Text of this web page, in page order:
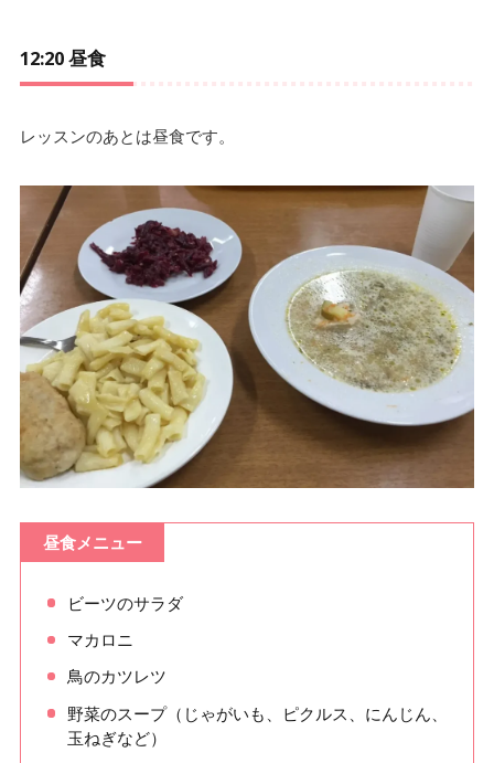
12:20 昼食
レッスンのあとは昼食です。
昼食メニュー
ビーツのサラダ
マカロニ
鳥のカツレツ
野菜のスープ（じゃがいも、ピクルス、にんじん、
玉ねぎなど）